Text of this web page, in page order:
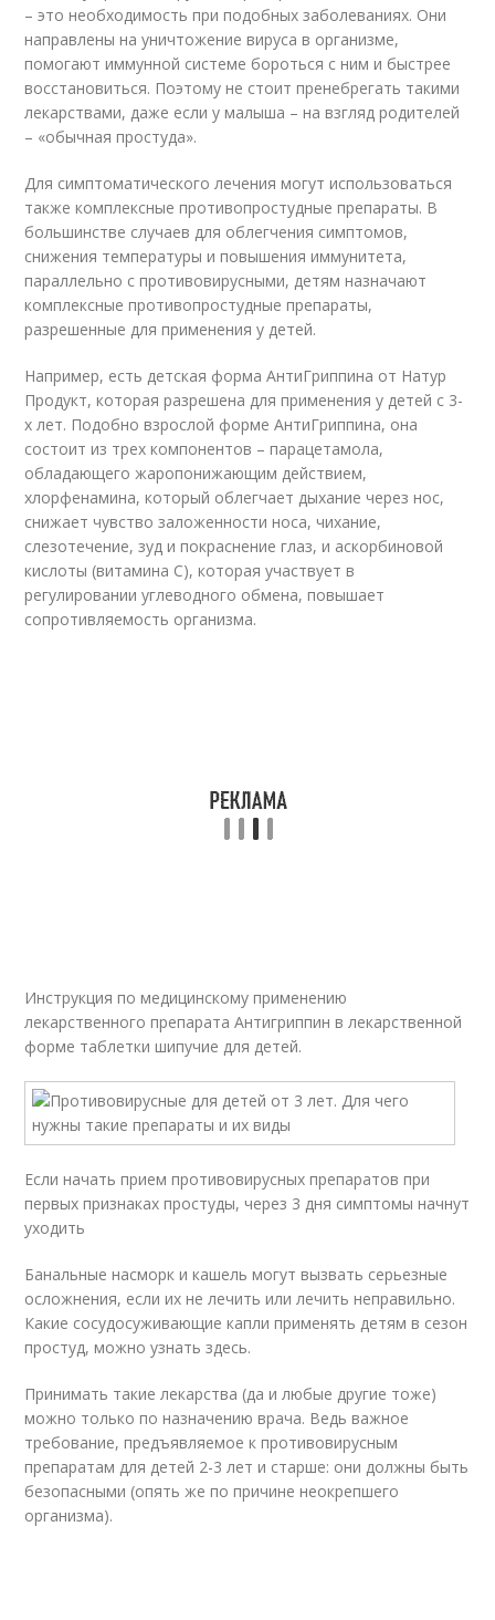
– это необходимость при подобных заболеваниях. Они
направлены на уничтожение вируса в организме,
помогают иммунной системе бороться с ним и быстрее
восстановиться. Поэтому не стоит пренебрегать такими
лекарствами, даже если у малыша – на взгляд родителей
– «обычная простуда».
Для симптоматического лечения могут использоваться
также комплексные противопростудные препараты. В
большинстве случаев для облегчения симптомов,
снижения температуры и повышения иммунитета,
параллельно с противовирусными, детям назначают
комплексные противопростудные препараты,
разрешенные для применения у детей.
Например, есть детская форма АнтиГриппина от Натур
Продукт, которая разрешена для применения у детей с 3-
х лет. Подобно взрослой форме АнтиГриппина, она
состоит из трех компонентов – парацетамола,
обладающего жаропонижающим действием,
хлорфенамина, который облегчает дыхание через нос,
снижает чувство заложенности носа, чихание,
слезотечение, зуд и покраснение глаз, и аскорбиновой
кислоты (витамина С), которая участвует в
регулировании углеводного обмена, повышает
сопротивляемость организма.
Инструкция по медицинскому применению
лекарственного препарата Антигриппин в лекарственной
форме таблетки шипучие для детей.
Если начать прием противовирусных препаратов при
первых признаках простуды, через 3 дня симптомы начнут
уходить
Банальные насморк и кашель могут вызвать серьезные
осложнения, если их не лечить или лечить неправильно.
Какие сосудосуживающие капли применять детям в сезон
простуд, можно узнать здесь.
Принимать такие лекарства (да и любые другие тоже)
можно только по назначению врача. Ведь важное
требование, предъявляемое к противовирусным
препаратам для детей 2-3 лет и старше: они должны быть
безопасными (опять же по причине неокрепшего
организма).